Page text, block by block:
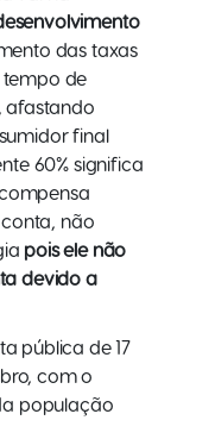
das taxas
tempo de
afastando
final
60% significa
não
pois ele não
devido a
pública de 17
com o
população